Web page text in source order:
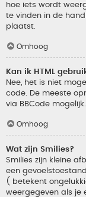
hoe iets wordt
te vinden in de
plaatst.
Omhoog
Kan ik HTML
Nee, het is niet
code. De meeste
via BBCode mogelijk.
Omhoog
Wat zijn Smilies?
Smilies zijn kleine
een
( betekent
weergegeven als je